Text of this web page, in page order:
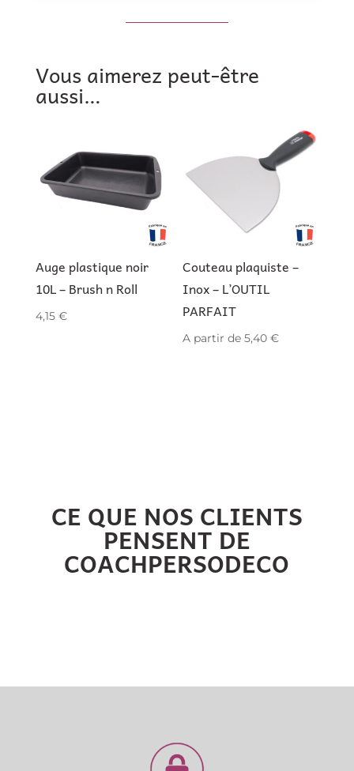
Vous aimerez peut-être
aussi…
Auge plastique noir
10L – Brush n Roll
4,15 €
Couteau plaquiste –
Inox – L’OUTIL
PARFAIT
A partir de5,40€
CE QUE NOS CLIENTS
PENSENT DE
COACHPERSODECO